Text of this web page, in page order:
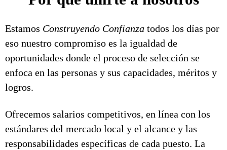
Estamos Construyendo Confianza todos los días por
eso nuestro compromiso es la igualdad de
oportunidades donde el proceso de selección se
enfoca en las personas y sus capacidades, méritos y
logros.
Ofrecemos salarios competitivos, en línea con los
estándares del mercado local y el alcance y las
responsabilidades específicas de cada puesto. La